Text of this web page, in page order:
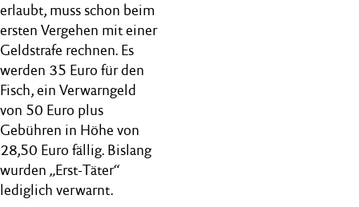
erlaubt, muss schon beim
ersten Vergehen mit einer
Geldstrafe rechnen. Es
werden 35 Euro für den
Fisch, ein Verwarngeld
von 50 Euro plus
Gebühren in Höhe von
28,50 Euro fällig. Bislang
wurden „Erst-Täter“
lediglich verwarnt.